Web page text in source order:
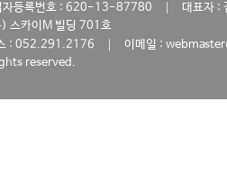
자등록번호 : 620-13-87780
대표자 :
스카이M 빌딩 701호
: 052.291.2176
이메일 :
reserved.